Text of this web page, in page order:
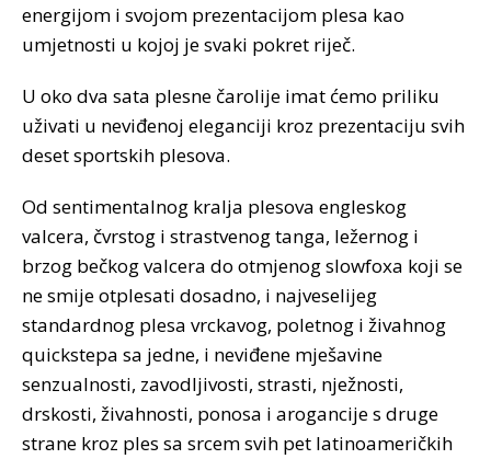
energijom i svojom prezentacijom plesa kao
umjetnosti u kojoj je svaki pokret riječ.
U oko dva sata plesne čarolije imat ćemo priliku
uživati u neviđenoj eleganciji kroz prezentaciju svih
deset sportskih plesova.
Od sentimentalnog kralja plesova engleskog
valcera, čvrstog i strastvenog tanga, ležernog i
brzog bečkog valcera do otmjenog slowfoxa koji se
ne smije otplesati dosadno, i najveselijeg
standardnog plesa vrckavog, poletnog i živahnog
quickstepa sa jedne, i neviđene mješavine
senzualnosti, zavodljivosti, strasti, nježnosti,
drskosti, živahnosti, ponosa i arogancije s druge
strane kroz ples sa srcem svih pet latinoameričkih